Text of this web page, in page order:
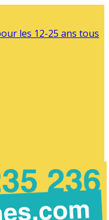
les 12-25 ans tous